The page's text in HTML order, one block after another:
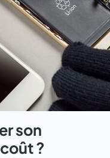
son
?